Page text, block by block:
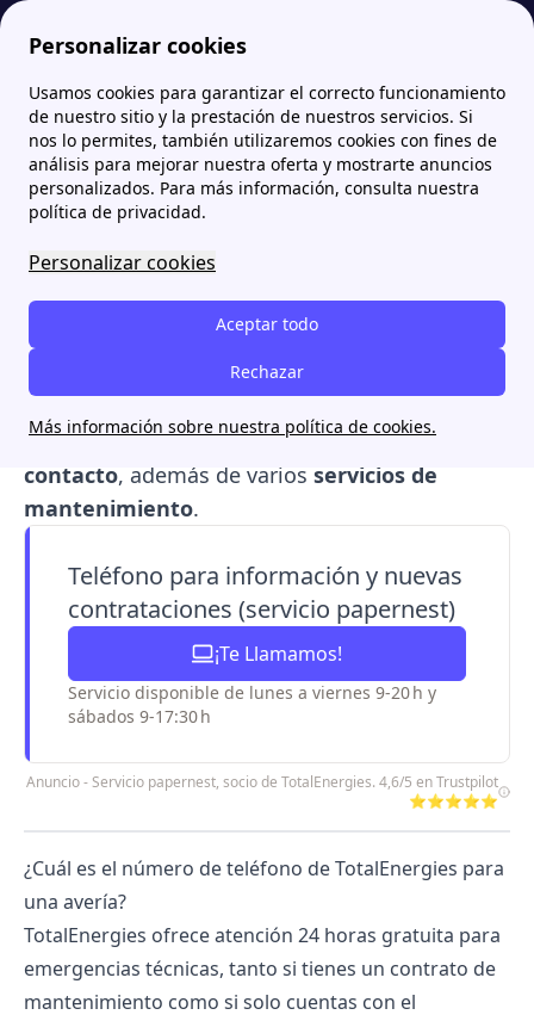
Personalizar cookies
Usamos cookies para garantizar el correcto funcionamiento
de nuestro sitio y la prestación de nuestros servicios. Si
nos lo permites, también utilizaremos cookies con fines de
análisis para mejorar nuestra oferta y mostrarte anuncios
personalizados. Para más información, consulta nuestra
política de privacidad.
Personalizar cookies
Aceptar todo
Rechazar
Más información sobre nuestra política de cookies.
Papernest.es More TotalEnergies Averías TotalEnergies: teléfonos 24h para emergencias
Averías TotalEnergies:
teléfonos 24h para
emergencias
Cuando ocurre unaavería en casarelacionada
con la electricidad o el gas, contar con los
canales adecuados de asistencia es esencial. Si
variosteléfonos de averíasymétodos de
contacto, además de varios servicios de
mantenimiento.
Teléfono para información y nuevas
contrataciones (servicio papernest)
¡Te Llamamos!
Servicio disponible de lunes a viernes 9-20 h y
sábados 9-17:30 h
Anuncio - Servicio papernest, socio de TotalEnergies. 4,6/5 en Trustpilot
⭐⭐⭐⭐⭐
¿Cuál es el número de teléfono de TotalEnergies para
una avería?
TotalEnergies ofrece atención 24 horas gratuita para
emergencias técnicas, tanto si tienes un contrato de
mantenimiento como si solo cuentas con el